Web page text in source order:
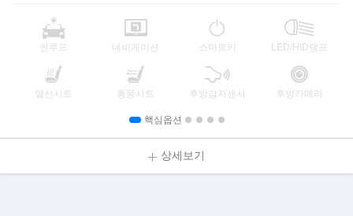
썬루프 네비게이션 스마트키 LED/HID램프
열선시트 통풍시트 후방감지센서 후방카메라
핵심옵션
상세보기